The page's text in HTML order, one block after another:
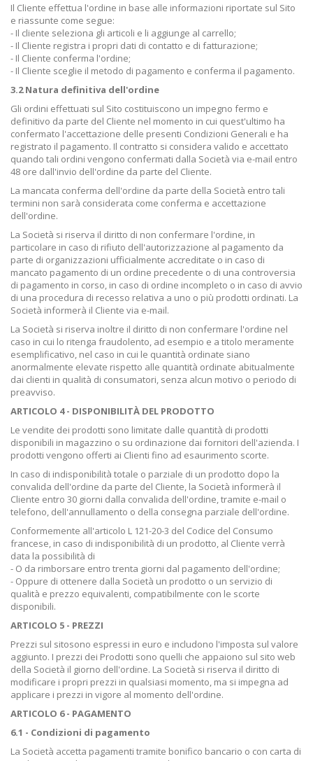
Il Cliente effettua l'ordine in base alle informazioni riportate sul Sito
e riassunte come segue:
- Il cliente seleziona gli articoli e li aggiunge al carrello;
- Il Cliente registra i propri dati di contatto e di fatturazione;
- Il Cliente conferma l'ordine;
- Il Cliente sceglie il metodo di pagamento e conferma il pagamento.
3.2 Natura definitiva dell'ordine
Gli ordini effettuati sul Sito costituiscono un impegno fermo e
definitivo da parte del Cliente nel momento in cui quest'ultimo ha
confermato l'accettazione delle presenti Condizioni Generali e ha
registrato il pagamento. Il contratto si considera valido e accettato
quando tali ordini vengono confermati dalla Società via e-mail entro
48 ore dall'invio dell'ordine da parte del Cliente.
La mancata conferma dell'ordine da parte della Società entro tali
termini non sarà considerata come conferma e accettazione
dell'ordine.
La Società si riserva il diritto di non confermare l'ordine, in
particolare in caso di rifiuto dell'autorizzazione al pagamento da
parte di organizzazioni ufficialmente accreditate o in caso di
mancato pagamento di un ordine precedente o di una controversia
di pagamento in corso, in caso di ordine incompleto o in caso di avvio
di una procedura di recesso relativa a uno o più prodotti ordinati. La
Società informerà il Cliente via e-mail.
La Società si riserva inoltre il diritto di non confermare l'ordine nel
caso in cui lo ritenga fraudolento, ad esempio e a titolo meramente
esemplificativo, nel caso in cui le quantità ordinate siano
anormalmente elevate rispetto alle quantità ordinate abitualmente
dai clienti in qualità di consumatori, senza alcun motivo o periodo di
preavviso.
ARTICOLO 4 - DISPONIBILITÀ DEL PRODOTTO
Le vendite dei prodotti sono limitate dalle quantità di prodotti
disponibili in magazzino o su ordinazione dai fornitori dell'azienda. I
prodotti vengono offerti ai Clienti fino ad esaurimento scorte.
In caso di indisponibilità totale o parziale di un prodotto dopo la
convalida dell'ordine da parte del Cliente, la Società informerà il
Cliente entro 30 giorni dalla convalida dell'ordine, tramite e-mail o
telefono, dell'annullamento o della consegna parziale dell'ordine.
Conformemente all'articolo L 121-20-3 del Codice del Consumo
francese, in caso di indisponibilità di un prodotto, al Cliente verrà
data la possibilità di
- O da rimborsare entro trenta giorni dal pagamento dell'ordine;
- Oppure di ottenere dalla Società un prodotto o un servizio di
qualità e prezzo equivalenti, compatibilmente con le scorte
disponibili.
ARTICOLO 5 - PREZZI
Prezzi sul sitosono espressi in euro e includono l'imposta sul valore
aggiunto. I prezzi dei Prodotti sono quelli che appaiono sul sito web
della Società il giorno dell'ordine. La Società si riserva il diritto di
modificare i propri prezzi in qualsiasi momento, ma si impegna ad
applicare i prezzi in vigore al momento dell'ordine.
ARTICOLO 6 - PAGAMENTO
6.1 - Condizioni di pagamento
La Società accetta pagamenti tramite bonifico bancario o con carta di